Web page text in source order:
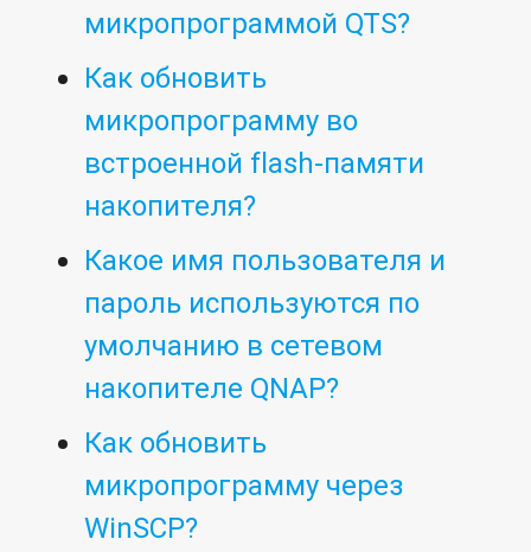
микропрограммой QTS?
Как обновить
микропрограмму во
встроенной flash-памяти
накопителя?
Какое имя пользователя и
пароль используются по
умолчанию в сетевом
накопителе QNAP?
Как обновить
микропрограмму через
WinSCP?